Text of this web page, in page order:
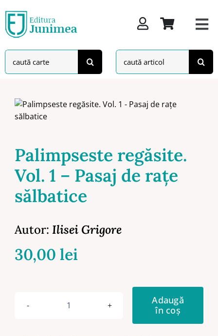
to
content
Search
for:
Search
for:
Palimpseste regăsite.
Vol. 1 – Pasaj de rațe
sălbatice
Autor: Ilisei Grigore
30,00 lei
Cantitate
Adaugă
în coș